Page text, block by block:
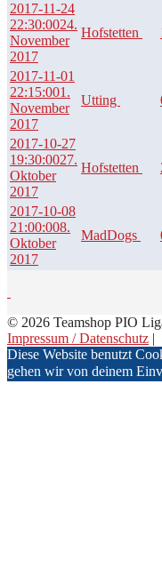
2017-11-24
22:30:0024.
November
2017
Hofstetten
2017-11-01
22:15:001.
November
2017
Utting
2017-10-27
19:30:0027.
Oktober
2017
Hofstetten
2017-10-08
21:00:008.
Oktober
2017
MadDogs
© 2026 Teamshop PIO
Impressum / Datenschutz |
Diese Website benutzt
gehen wir von deinem